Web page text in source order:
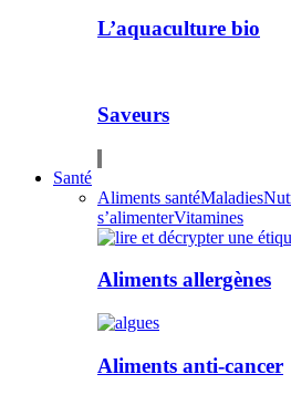
L’aquaculture bio
Saveurs
Santé
Aliments santéMaladies
s’alimenterVitamines
Aliments allergènes
Aliments anti-cancer